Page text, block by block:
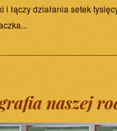
i łączy działania setek
naszej